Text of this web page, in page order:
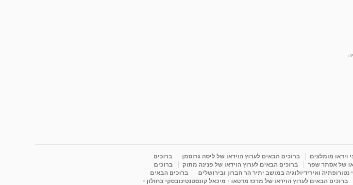
וידאו מומלצים ברוכים הבאים לערוץ הוידאו של ליסה גרוסמן
ברוכים
של אסתר שפר ברוכים הבאים לערוץ הוידאו של פנינה מתוק
ברוכים
ואירידיולוגיה במושב יתיר הר חברון ובירושלים
ברוכים הבאים
ברוכים הבאים לערוץ הוידאו של מרכז מדטאו - מיכאל קונסטנטינובסקי בחולון -